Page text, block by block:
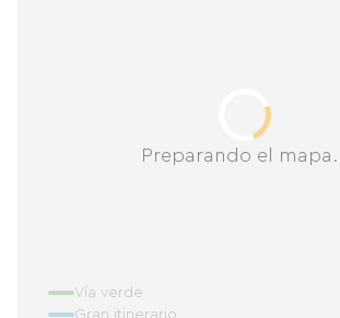
Preparando el mapa...
Vía verde
Gran itinerario